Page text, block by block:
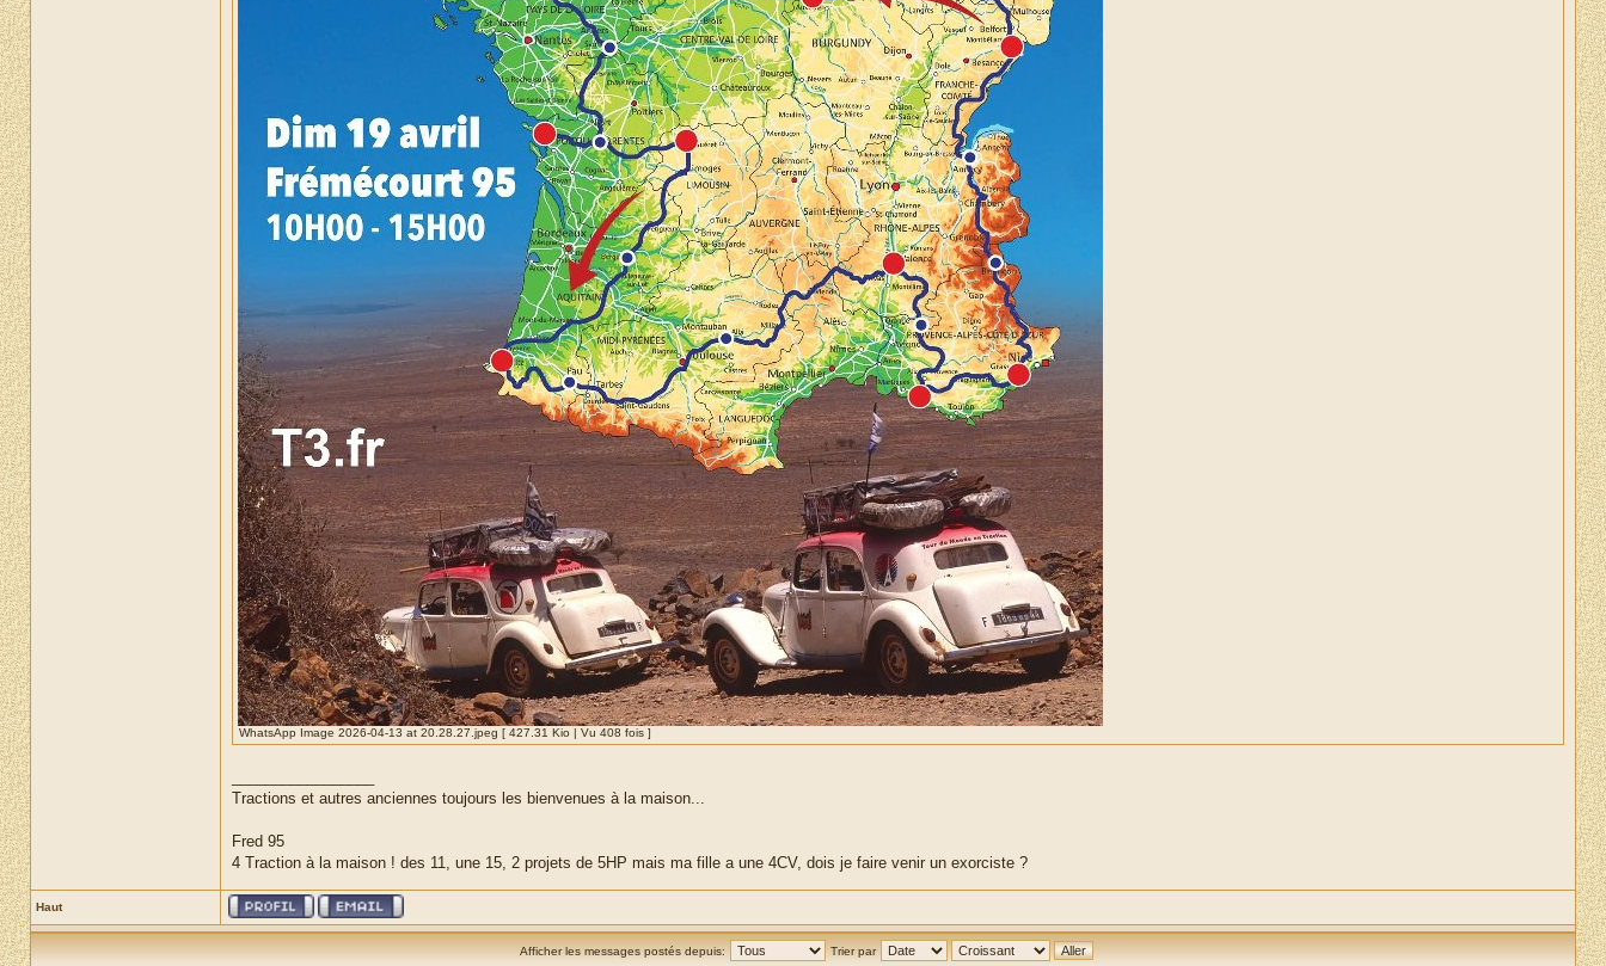
WhatsApp Image 2026-04-13 at 20.28.27.jpeg [ 427.31 Kio | Vu 408 fois ]
Tractions et autres anciennes toujours les bienvenues à la maison...
Fred 95
4 Traction à la maison ! des 11, une 15, 2 projets de 5HP mais ma fille a une 4CV, dois je faire venir un exorciste ?
Haut
Afficher les messages postés depuis: Trier par